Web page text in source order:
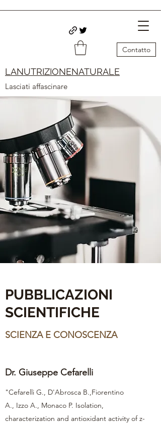
Contatto
LANUTRIZIONENATURALE
Lasciati affascinare
PUBBLICAZIONI
SCIENTIFICHE
SCIENZA E CONOSCENZA
Dr. Giuseppe Cefarelli
"Cefarelli G., D'Abrosca B.,Fiorentino
A., Izzo A., Monaco P. Isolation,
characterization and antioxidant activity of z-